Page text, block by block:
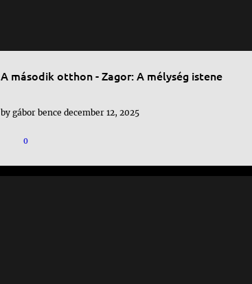
A második otthon - Zagor: A mélység istene
by gábor bence december 12, 2025
0